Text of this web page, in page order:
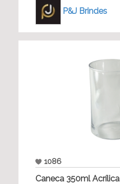
P&J Brindes
1086
Caneca 350ml Acrílica